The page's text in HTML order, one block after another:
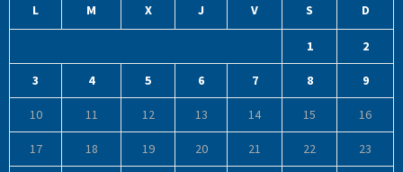
L M X J V S D
1 2
3 4 5 6 7 8 9
10 11 12 13 14 15 16
17 18 19 20 21 22 23